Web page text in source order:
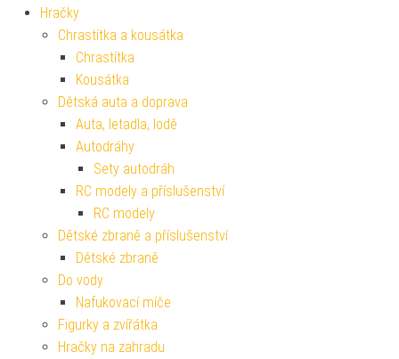
Hračky
Chrastítka a kousátka
Chrastítka
Kousátka
Dětská auta a doprava
Auta, letadla, lodě
Autodráhy
Sety autodráh
RC modely a příslušenství
RC modely
Dětské zbraně a příslušenství
Dětské zbraně
Do vody
Nafukovací míče
Figurky a zvířátka
Hračky na zahradu